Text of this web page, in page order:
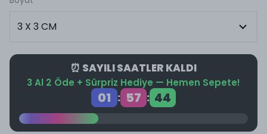
⏰ SAYILI SAATLER KALDI
3 Al 2 Öde + Sürpriz Hediye — Hemen Sepete!
01 : 57 : 44